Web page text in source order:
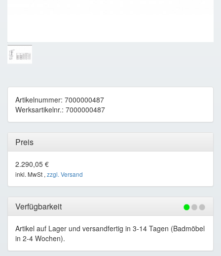
Artikelnummer: 7000000487
Werksartikelnr.: 7000000487
Preis
2.290,05 €
inkl. MwSt , zzgl. Versand
Verfügbarkeit
Artikel auf Lager und versandfertig in 3-14 Tagen (Badmöbel
in 2-4 Wochen).